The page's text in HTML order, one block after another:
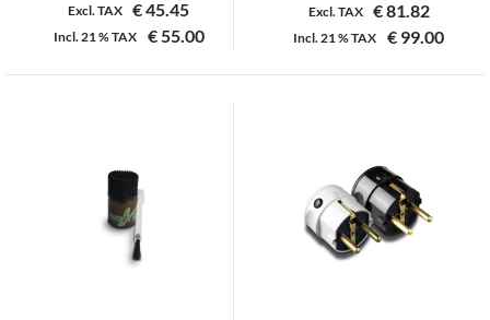
Excl. TAX €45.45
Incl.21 %TAX €55.00
Excl. TAX €81.82
Incl.21 %TAX € 99.00